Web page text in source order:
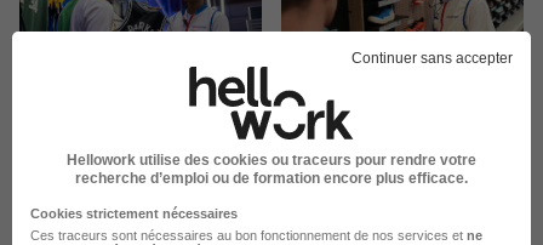
Continuer sans accepter
Hellowork utilise des cookies ou traceurs pour rendre votre
recherche d’emploi ou de formation encore plus efficace.
Cookies strictement nécessaires
Ces traceurs sont nécessaires au bon fonctionnement de nos services et ne